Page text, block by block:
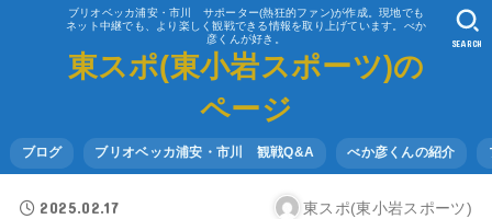
ブリオベッカ浦安・市川 サポーター(熱狂的ファン)が作成。現地でも
ネット中継でも、より楽しく観戦できる情報を取り上げています。べか
彦くんが好き。
東スポ(東小岩スポーツ)の
ページ
ブログ ブリオベッカ浦安・市川 観戦Q&A べか彦くんの紹介
SEARCH
2025.02.17 東スポ(東小岩スポーツ)